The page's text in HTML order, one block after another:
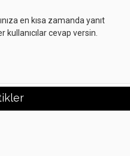
en kısa zamanda yanıt
cevap versin.